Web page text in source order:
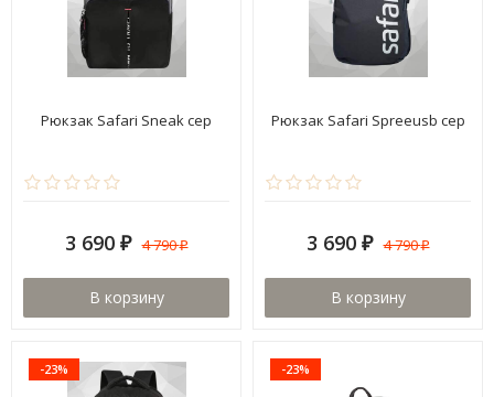
Рюкзак Safari Sneak сер
3 690 ₽ 4 790₽
В корзину
Рюкзак Safari Spreeusb сер
3 690 ₽ 4 790₽
В корзину
-23% -23%